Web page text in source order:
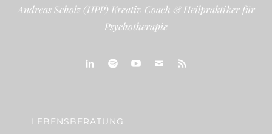
Andreas Scholz (HPP) Kreativ Coach & Heilpraktiker für
Psychotherapie
LEBENSBERATUNG